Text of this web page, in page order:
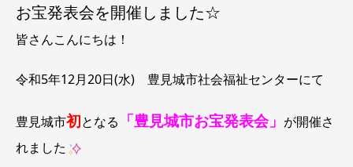
お宝発表会を開催しました☆
皆さんこんにちは！
令和5年12月20日(水) 豊見城市社会福祉センターにて
豊見城市初となる 「豊見城市お宝発表会」 が開催さ
れました